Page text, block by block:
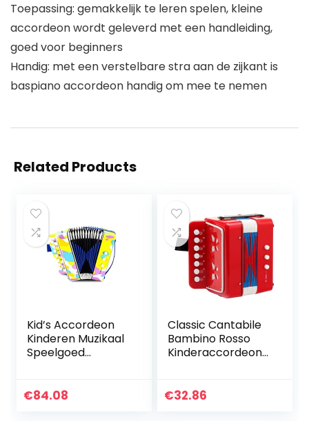
Toepassing: gemakkelijk te leren spelen, kleine
accordeon wordt geleverd met een handleiding,
goed voor beginners
Handig: met een verstelbare stra aan de zijkant is
baspiano accordeon handig om mee te nemen
Related Products
Kid’s Accordeon
Kinderen Muzikaal
Speelgoed
Accordeon
€84.08
Classic Cantabile
Bambino Rosso
Kinderaccordeon
bassen, rood)
€32.86